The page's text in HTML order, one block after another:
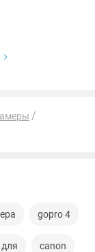
с рождения
gopro 4
canon